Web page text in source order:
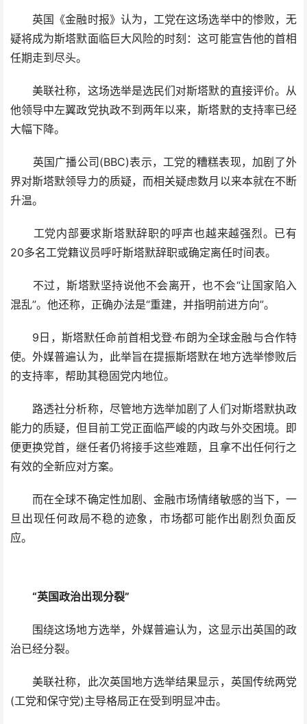
英国《金融时报》认为，工党在这场选举中的惨败，无
疑将成为斯塔默面临巨大风险的时刻：这可能宣告他的首相
任期走到尽头。
美联社称，这场选举是选民们对斯塔默的直接评价。从
他领导中左翼政党执政不到两年以来，斯塔默的支持率已经
大幅下降。
英国广播公司(BBC)表示，工党的糟糕表现，加剧了外
界对斯塔默领导力的质疑，而相关疑虑数月以来本就在不断
升温。
工党内部要求斯塔默辞职的呼声也越来越强烈。已有
20多名工党籍议员呼吁斯塔默辞职或确定离任时间表。
不过，斯塔默坚持说他不会离开，也不会“让国家陷入
混乱”。他还称，正确办法是“重建，并指明前进方向”。
9日，斯塔默任命前首相戈登·布朗为全球金融与合作特
使。外媒普遍认为，此举旨在提振斯塔默在地方选举惨败后
的支持率，帮助其稳固党内地位。
路透社分析称，尽管地方选举加剧了人们对斯塔默执政
能力的质疑，但目前工党正面临严峻的内政与外交困境。即
便更换党首，继任者仍将接手这些难题，且拿不出任何行之
有效的全新应对方案。
而在全球不确定性加剧、金融市场情绪敏感的当下，一
旦出现任何政局不稳的迹象，市场都可能作出剧烈负面反
应。
“英国政治出现分裂”
围绕这场地方选举，外媒普遍认为，这显示出英国的政
治已经分裂。
美联社称，此次英国地方选举结果显示，英国传统两党
(工党和保守党)主导格局正在受到明显冲击。